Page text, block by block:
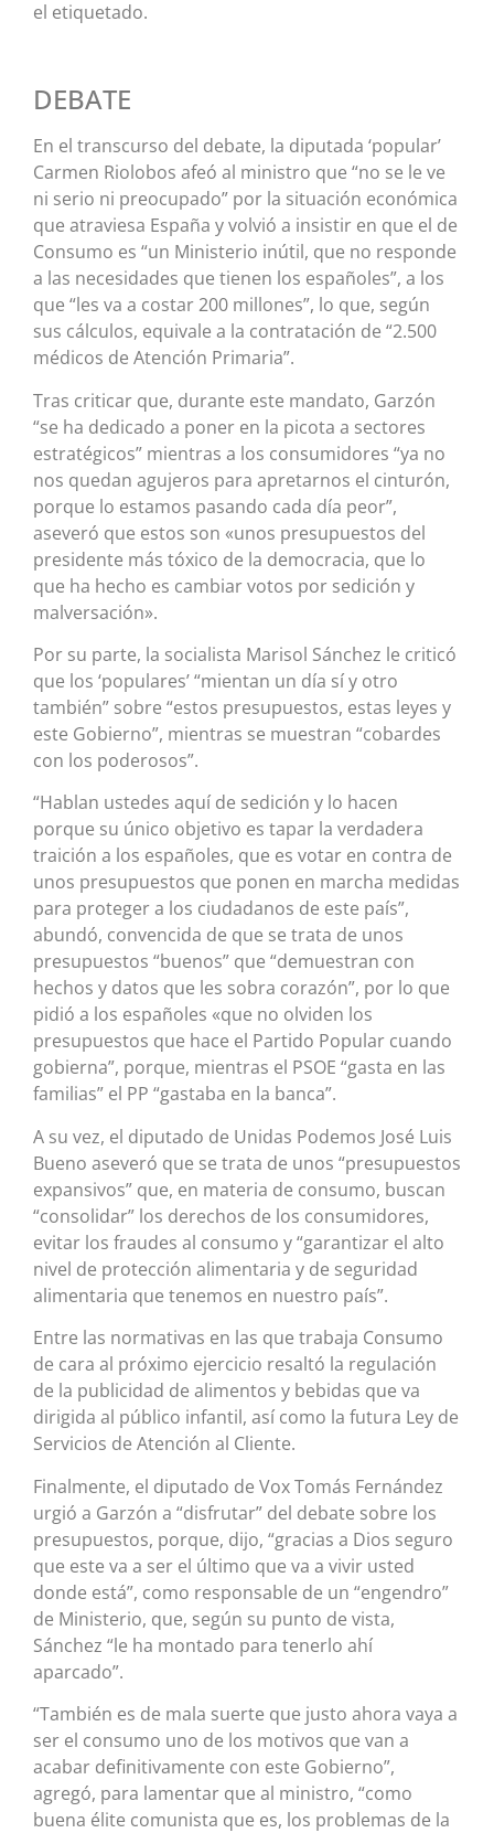
el etiquetado.
DEBATE
En el transcurso del debate, la diputada ‘popular’
Carmen Riolobos afeó al ministro que “no se le ve
ni serio ni preocupado” por la situación económica
que atraviesa España y volvió a insistir en que el de
Consumo es “un Ministerio inútil, que no responde
a las necesidades que tienen los españoles”, a los
que “les va a costar 200 millones”, lo que, según
sus cálculos, equivale a la contratación de “2.500
médicos de Atención Primaria”.
Tras criticar que, durante este mandato, Garzón
“se ha dedicado a poner en la picota a sectores
estratégicos” mientras a los consumidores “ya no
nos quedan agujeros para apretarnos el cinturón,
porque lo estamos pasando cada día peor”,
aseveró que estos son «unos presupuestos del
presidente más tóxico de la democracia, que lo
que ha hecho es cambiar votos por sedición y
malversación».
Por su parte, la socialista Marisol Sánchez le criticó
que los ‘populares’ “mientan un día sí y otro
también” sobre “estos presupuestos, estas leyes y
este Gobierno”, mientras se muestran “cobardes
con los poderosos”.
“Hablan ustedes aquí de sedición y lo hacen
porque su único objetivo es tapar la verdadera
traición a los españoles, que es votar en contra de
unos presupuestos que ponen en marcha medidas
para proteger a los ciudadanos de este país”,
abundó, convencida de que se trata de unos
presupuestos “buenos” que “demuestran con
hechos y datos que les sobra corazón”, por lo que
pidió a los españoles «que no olviden los
presupuestos que hace el Partido Popular cuando
gobierna”, porque, mientras el PSOE “gasta en las
familias” el PP “gastaba en la banca”.
A su vez, el diputado de Unidas Podemos José Luis
Bueno aseveró que se trata de unos “presupuestos
expansivos” que, en materia de consumo, buscan
“consolidar” los derechos de los consumidores,
evitar los fraudes al consumo y “garantizar el alto
nivel de protección alimentaria y de seguridad
alimentaria que tenemos en nuestro país”.
Entre las normativas en las que trabaja Consumo
de cara al próximo ejercicio resaltó la regulación
de la publicidad de alimentos y bebidas que va
dirigida al público infantil, así como la futura Ley de
Servicios de Atención al Cliente.
Finalmente, el diputado de Vox Tomás Fernández
urgió a Garzón a “disfrutar” del debate sobre los
presupuestos, porque, dijo, “gracias a Dios seguro
que este va a ser el último que va a vivir usted
donde está”, como responsable de un “engendro”
de Ministerio, que, según su punto de vista,
Sánchez “le ha montado para tenerlo ahí
aparcado”.
“También es de mala suerte que justo ahora vaya a
ser el consumo uno de los motivos que van a
acabar definitivamente con este Gobierno”,
agregó, para lamentar que al ministro, “como
buena élite comunista que es, los problemas de la